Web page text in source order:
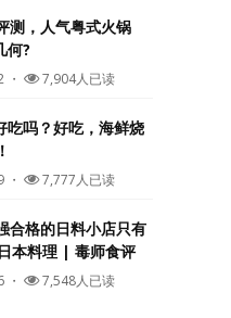
测，人气粤式火锅
何?
・ 7,904人已读
吃吗？好吃，海鲜烧
・ 7,777人已读
合格的日料小店只有
料理 | 毒师食评
・ 7,548人已读